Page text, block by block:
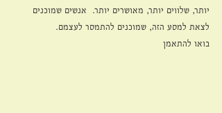
יותר, שלווים יותר, מאושרים יותר.  אנשים שמוכנים
לצאת למסע הזה, שמוכנים להתמסר לעצמם.
בואו להתאמן